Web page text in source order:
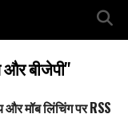
बीजेपी"
और मॉब लिंचिंग पर RSS